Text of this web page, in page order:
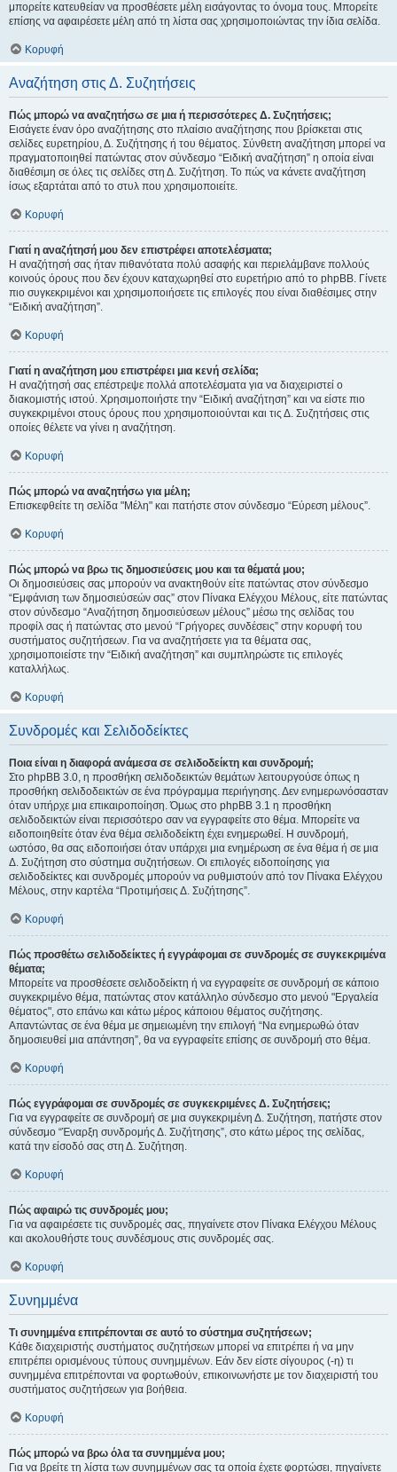
μπορείτε κατευθείαν να προσθέσετε μέλη εισάγοντας το όνομα τους. Μπορείτε
επίσης να αφαιρέσετε μέλη από τη λίστα σας χρησιμοποιώντας την ίδια σελίδα.
Κορυφή
Αναζήτηση στις Δ. Συζητήσεις
Πώς μπορώ να αναζητήσω σε μια ή περισσότερες Δ. Συζητήσεις;
Εισάγετε έναν όρο αναζήτησης στο πλαίσιο αναζήτησης που βρίσκεται στις
σελίδες ευρετηρίου, Δ. Συζήτησης ή του θέματος. Σύνθετη αναζήτηση μπορεί να
πραγματοποιηθεί πατώντας στον σύνδεσμο “Ειδική αναζήτηση” η οποία είναι
διαθέσιμη σε όλες τις σελίδες στη Δ. Συζήτηση. Το πώς να κάνετε αναζήτηση
ίσως εξαρτάται από το στυλ που χρησιμοποιείτε.
Κορυφή
Γιατί η αναζήτησή μου δεν επιστρέφει αποτελέσματα;
Η αναζήτησή σας ήταν πιθανότατα πολύ ασαφής και περιελάμβανε πολλούς
κοινούς όρους που δεν έχουν καταχωρηθεί στο ευρετήριο από το phpBB. Γίνετε
πιο συγκεκριμένοι και χρησιμοποιήσετε τις επιλογές που είναι διαθέσιμες στην
“Ειδική αναζήτηση”.
Κορυφή
Γιατί η αναζήτηση μου επιστρέφει μια κενή σελίδα;
Η αναζήτησή σας επέστρεψε πολλά αποτελέσματα για να διαχειριστεί ο
διακομιστής ιστού. Χρησιμοποιήστε την “Ειδική αναζήτηση” και να είστε πιο
συγκεκριμένοι στους όρους που χρησιμοποιούνται και τις Δ. Συζητήσεις στις
οποίες θέλετε να γίνει η αναζήτηση.
Κορυφή
Πώς μπορώ να αναζητήσω για μέλη;
Επισκεφθείτε τη σελίδα "Μέλη" και πατήστε στον σύνδεσμο “Εύρεση μέλους”.
Κορυφή
Πώς μπορώ να βρω τις δημοσιεύσεις μου και τα θέματά μου;
Οι δημοσιεύσεις σας μπορούν να ανακτηθούν είτε πατώντας στον σύνδεσμο
“Εμφάνιση των δημοσιεύσεών σας” στον Πίνακα Ελέγχου Μέλους, είτε πατώντας
στον σύνδεσμο “Αναζήτηση δημοσιεύσεων μέλους” μέσω της σελίδας του
προφίλ σας ή πατώντας στο μενού “Γρήγορες συνδέσεις” στην κορυφή του
συστήματος συζητήσεων. Για να αναζητήσετε για τα θέματα σας,
χρησιμοποιείστε την “Ειδική αναζήτηση” και συμπληρώστε τις επιλογές
καταλλήλως.
Κορυφή
Συνδρομές και Σελιδοδείκτες
Ποια είναι η διαφορά ανάμεσα σε σελιδοδείκτη και συνδρομή;
Στο phpBB 3.0, η προσθήκη σελιδοδεικτών θεμάτων λειτουργούσε όπως η
προσθήκη σελιδοδεικτών σε ένα πρόγραμμα περιήγησης. Δεν ενημερωνόσασταν
όταν υπήρχε μια επικαιροποίηση. Όμως στο phpBB 3.1 η προσθήκη
σελιδοδεικτών είναι περισσότερο σαν να εγγραφείτε στο θέμα. Μπορείτε να
ειδοποιηθείτε όταν ένα θέμα σελιδοδείκτη έχει ενημερωθεί. Η συνδρομή,
ωστόσο, θα σας ειδοποιήσει όταν υπάρχει μια ενημέρωση σε ένα θέμα ή σε μια
Δ. Συζήτηση στο σύστημα συζητήσεων. Οι επιλογές ειδοποίησης για
σελιδοδείκτες και συνδρομές μπορούν να ρυθμιστούν από τον Πίνακα Ελέγχου
Μέλους, στην καρτέλα “Προτιμήσεις Δ. Συζήτησης”.
Κορυφή
Πώς προσθέτω σελιδοδείκτες ή εγγράφομαι σε συνδρομές σε συγκεκριμένα
θέματα;
Μπορείτε να προσθέσετε σελιδοδείκτη ή να εγγραφείτε σε συνδρομή σε κάποιο
συγκεκριμένο θέμα, πατώντας στον κατάλληλο σύνδεσμο στο μενού "Εργαλεία
θέματος", στο επάνω και κάτω μέρος κάποιου θέματος συζήτησης.
Απαντώντας σε ένα θέμα με σημειωμένη την επιλογή “Να ενημερωθώ όταν
δημοσιευθεί μια απάντηση”, θα να εγγραφείτε επίσης σε συνδρομή στο θέμα.
Κορυφή
Πώς εγγράφομαι σε συνδρομές σε συγκεκριμένες Δ. Συζητήσεις;
Για να εγγραφείτε σε συνδρομή σε μια συγκεκριμένη Δ. Συζήτηση, πατήστε στον
σύνδεσμο “Έναρξη συνδρομής Δ. Συζήτησης”, στο κάτω μέρος της σελίδας,
κατά την είσοδό σας στη Δ. Συζήτηση.
Κορυφή
Πώς αφαιρώ τις συνδρομές μου;
Για να αφαιρέσετε τις συνδρομές σας, πηγαίνετε στον Πίνακα Ελέγχου Μέλους
και ακολουθήστε τους συνδέσμους στις συνδρομές σας.
Κορυφή
Συνημμένα
Τι συνημμένα επιτρέπονται σε αυτό το σύστημα συζητήσεων;
Κάθε διαχειριστής συστήματος συζητήσεων μπορεί να επιτρέπει ή να μην
επιτρέπει ορισμένους τύπους συνημμένων. Εάν δεν είστε σίγουρος (-η) τι
συνημμένα επιτρέπονται να φορτωθούν, επικοινωνήστε με τον διαχειριστή του
συστήματος συζητήσεων για βοήθεια.
Κορυφή
Πώς μπορώ να βρω όλα τα συνημμένα μου;
Για να βρείτε τη λίστα των συνημμένων σας τα οποία έχετε φορτώσει, πηγαίνετε